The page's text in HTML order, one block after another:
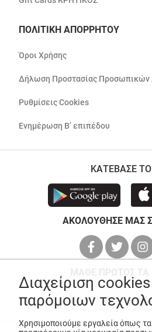
ΠΟΛΙΤΙΚΗ ΑΠΟΡΡΗΤΟΥ
Όροι Χρήσης
Δήλωση Προστασίας
Ρυθμίσεις Cookies
Ενημέρωση Β’ επιπέδου
ΚΑΤΕΒΑΣΕ ΤΟ
ΑΚΟΛΟΥΘΗΣΕ ΜΑΣ
Διαχείριση cookies
παρόμοιων
Χρησιμοποιούμε εργαλεία όπως τα